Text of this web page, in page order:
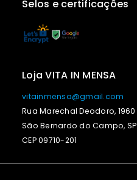
Selos e certificações
Loja VITA IN MENSA
vitainmensa@gmail.com
Rua Marechal Deodoro, 1960
São Bernardo do Campo, SP
CEP 09710-201